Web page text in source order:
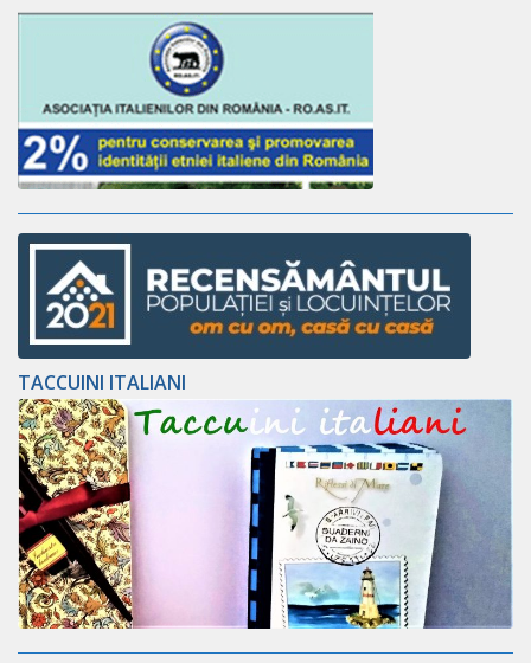
TACCUINI ITALIANI